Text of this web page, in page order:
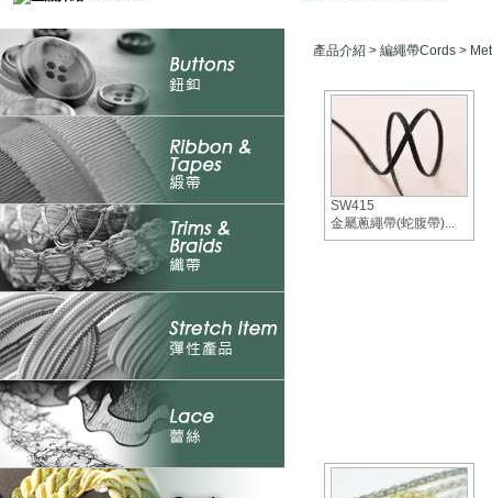
產品介紹 > 編繩帶Cords >
SW415
金屬蔥繩帶(蛇腹帶)...